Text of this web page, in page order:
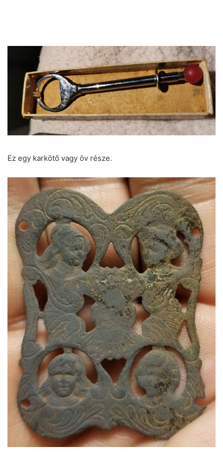
Ez egy karkötő vagy öv része.